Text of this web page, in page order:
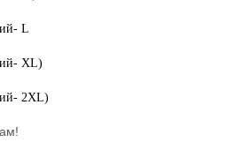
L
XL)
2XL)